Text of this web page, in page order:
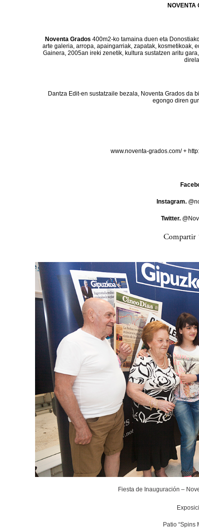
NOVENTA
Noventa Grados 400m2-ko tamaina duen eta
arte galeria, arropa, apaingarriak, zapatak, kosmetikoak,
Gainera, 2005an ireki zenetik, kultura sustatzen aritu
Dantza Edit-en sustatzaile bezala, Noventa Grados da
egongo diren
www.noventa-grados.com/+
Instagram.
Twitter.
Compartir
Fiesta de Inauguración –
Patio “Spins